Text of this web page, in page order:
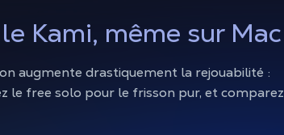
Kami, même sur Mac
augmente drastiquement la rejouabilité :
le free solo pour le frisson pur, et comparez